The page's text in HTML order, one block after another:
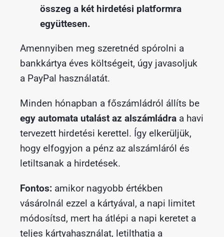
összeg a két hirdetési platformra
együttesen.
Amennyiben meg szeretnéd spórolni a
bankkártya éves költségeit, úgy javasoljuk
a PayPal használatát.
Minden hónapban a főszámládról állíts be
egy automata utalást az alszámládra a havi
tervezett hirdetési kerettel. Így elkerüljük,
hogy elfogyjon a pénz az alszámláról és
letiltsanak a hirdetések.
Fontos:amikor nagyobb értékben
vásárolnál ezzel a kártyával, a napi limitet
módosítsd, mert ha átlépi a napi keretet a
teljes kártyahasználat, letilthatja a